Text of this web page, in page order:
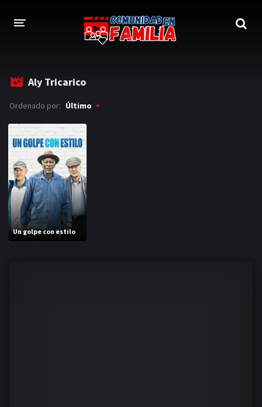
LOGIN
Aly Tricarico
Ordenado por: Último
Un golpe con estilo